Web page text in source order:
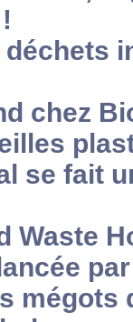
chez
se fait
Waste
mégots